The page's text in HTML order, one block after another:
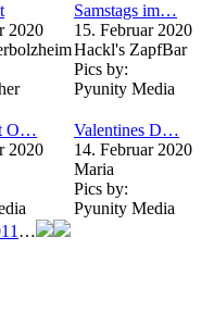
2020
Samstags im…
15. Februar 2020
Hackl's ZapfBar
Pics by:
Pyunity Media
O…
2020
Valentines D…
14. Februar 2020
Maria
Pics by:
Pyunity Media
11 …